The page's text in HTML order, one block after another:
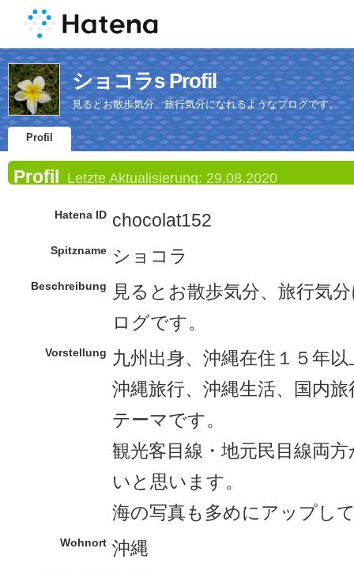
ショコラs Profil
見るとお散歩気分、旅行気分になれるようなブログです。
Profil
Profil Letzte Aktualisierung: 29.08.2020
Hatena ID chocolat152
Spitzname ショコラ
Beschreibung
見るとお散歩気分、旅行気
ログです。
Vorstellung
九州出身、沖縄在住１５年以
沖縄旅行、沖縄生活、国内
テーマです。
観光客目線・地元民目線両
いと思います。
海の写真も多めにアップし
Wohnort 沖縄